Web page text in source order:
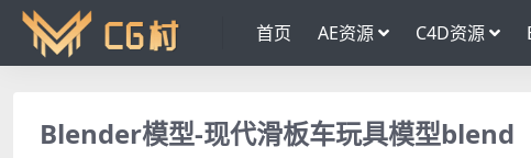
首页 AE资源 C4D资源
Blender模型-现代滑板车玩具模型blend